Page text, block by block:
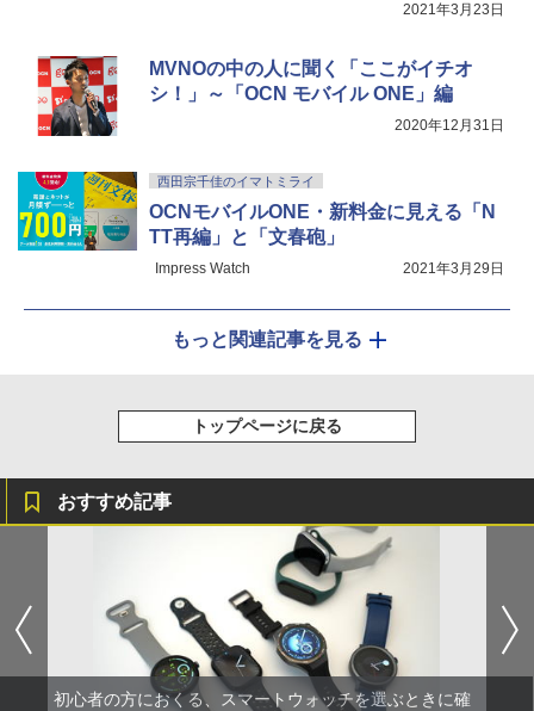
2021年3月23日
MVNOの中の人に聞く「ここがイチオ
シ！」～「OCN モバイル ONE」編
2020年12月31日
西田宗千佳のイマトミライ
OCNモバイルONE・新料金に見える「N
TT再編」と「文春砲」
Impress Watch 2021年3月29日
もっと関連記事を見る
トップページに戻る
おすすめ記事
初心者の方におくる、スマートウォッチを選ぶときに確